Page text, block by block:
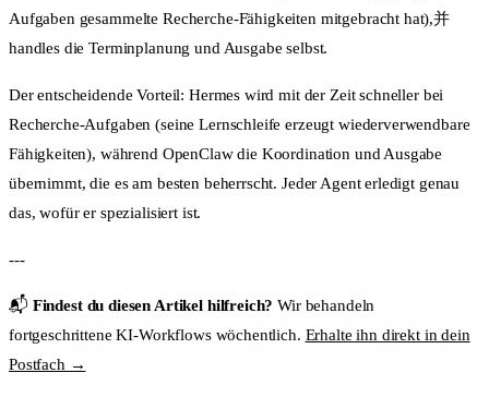
Aufgaben gesammelte Recherche-Fähigkeiten mitgebracht hat),并
handles die Terminplanung und Ausgabe selbst.
Der entscheidende Vorteil: Hermes wird mit der Zeit schneller bei
Recherche-Aufgaben (seine Lernschleife erzeugt wiederverwendbare
Fähigkeiten), während OpenClaw die Koordination und Ausgabe
übernimmt, die es am besten beherrscht. Jeder Agent erledigt genau
das, wofür er spezialisiert ist.
---
📬 Findest du diesen Artikel hilfreich? Wir behandeln
fortgeschrittene KI-Workflows wöchentlich. Erhalte ihn direkt in dein
Postfach →